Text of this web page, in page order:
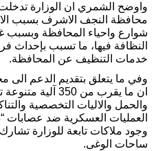
واوضح الشمري ان الوزارة
محافظة النجف الاشرف بسبب
شوارع واحياء المحافظة وبسبب
النظافة فيها، ما تسبب بإحداث
خدمات التنظيف عن المحافظة.
وفي ما يتعلق بتقديم الدعم الى
ان ما يقرب من
والحمل والاليات التخصصية
العمليات العسكرية ضد عصابات
وجود ملاكات تابعة للوزارة
ساحات الوغى.